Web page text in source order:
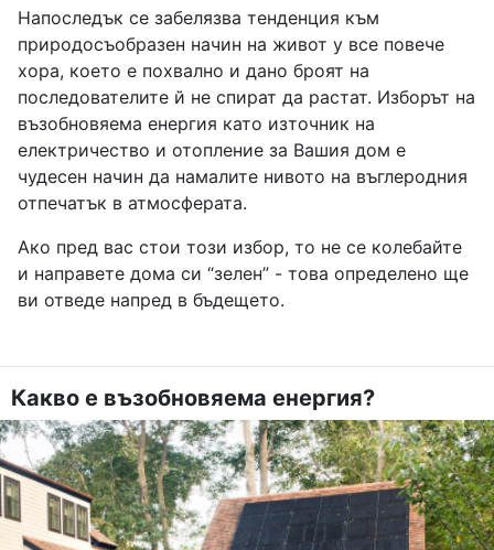
Напоследък се забелязва тенденция към
природосъобразен начин на живот у все повече
хора, което е похвално и дано броят на
последователите й не спират да растат. Изборът на
възобновяема енергия като източник на
електричество и отопление за Вашия дом е
чудесен начин да намалите нивото на въглеродния
отпечатък в атмосферата.
Ако пред вас стои този избор, то не се колебайте
и направете дома си “зелен” - това определено ще
ви отведе напред в бъдещето.
Какво е възобновяема енергия?